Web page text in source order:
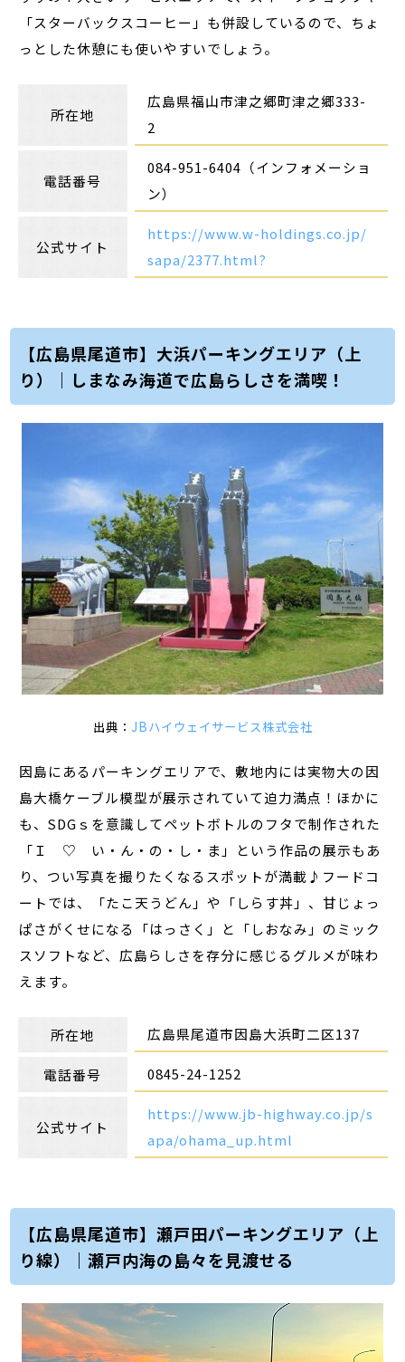
「スターバックスコーヒー」も併設しているので、ちょ
っとした休憩にも使いやすいでしょう。
所在地
広島県福山市津之郷町津之郷333-
2
電話番号
084-951-6404（インフォメーショ
ン）
公式サイト
https://www.w-holdings.co.jp/
sapa/2377.html?
【広島県尾道市】大浜パーキングエリア（上
り）｜しまなみ海道で広島らしさを満喫！
出典： JBハイウェイサービス株式会社
因島にあるパーキングエリアで、敷地内には実物大の因
島大橋ケーブル模型が展示されていて迫力満点！ほかに
も、SDGｓを意識してペットボトルのフタで制作された
「Ｉ ♡ い・ん・の・し・ま」という作品の展示もあ
り、つい写真を撮りたくなるスポットが満載♪フードコ
ートでは、「たこ天うどん」や「しらす丼」、甘じょっ
ぱさがくせになる「はっさく」と「しおなみ」のミック
スソフトなど、広島らしさを存分に感じるグルメが味わ
えます。
所在地 広島県尾道市因島大浜町二区137
電話番号 0845-24-1252
公式サイト
https://www.jb-highway.co.jp/s
apa/ohama_up.html
【広島県尾道市】瀬戸田パーキングエリア（上
り線）｜瀬戸内海の島々を見渡せる